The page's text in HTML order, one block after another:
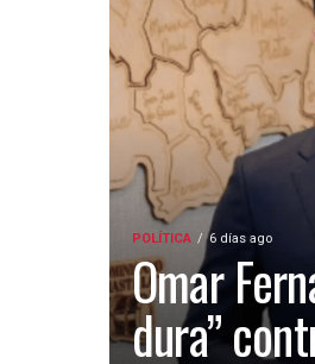
POLÍTICA 6 días ago
Omar
dura”